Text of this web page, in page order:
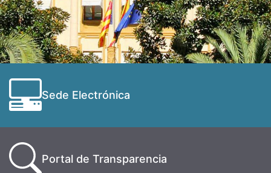
Sede Electrónica
Portal de Transparencia